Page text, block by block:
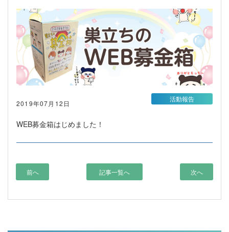
2019年07月12日
WEB募金箱はじめました！
活動報告
前へ 記事一覧へ 次へ